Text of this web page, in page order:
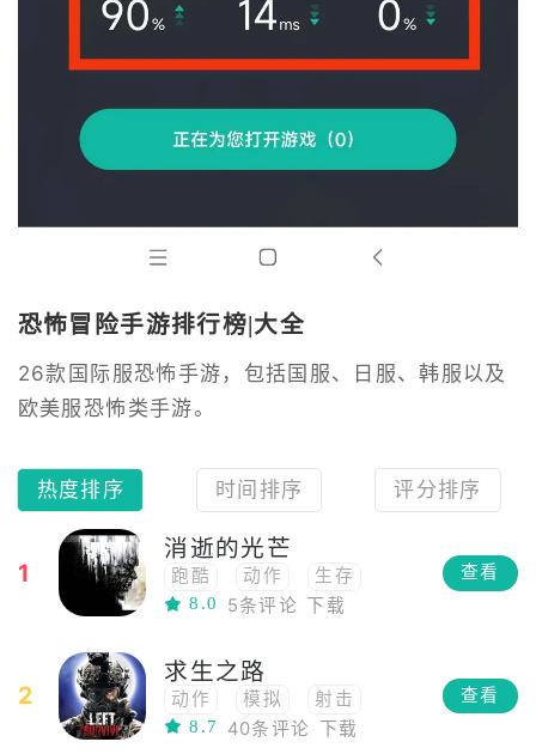
恐怖冒险手游排行榜|大全
26款国际服恐怖手游，包括国服、日服、韩服以及
欧美服恐怖类手游。
热度排序 时间排序 评分排序
1
消逝的光芒
跑酷 动作
生存
格斗
角色扮演
PVP
恐怖
PVE
8.0 5条评论 下载
查看
2
求生之路
动作 模拟
射击
FPS
生存
僵尸
8.7 40条评论 下载
查看